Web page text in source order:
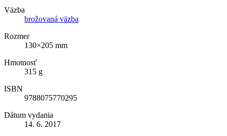
Väzba
brožovaná väzba
Rozmer
130×205 mm
Hmotnosť
315 g
ISBN
9788075770295
Dátum vydania
14. 6. 2017